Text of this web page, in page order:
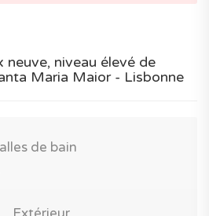
niveau élevé de
Maria Maior - Lisbonne
de bain